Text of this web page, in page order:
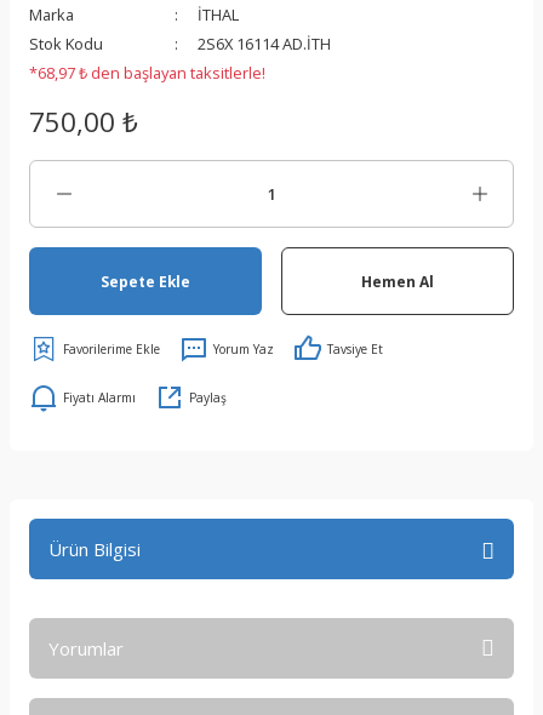
Marka
İTHAL
Stok Kodu
2S6X 16114 AD.İTH
*68,97 ₺ den başlayan taksitlerle!
750,00 ₺
Sepete Ekle Hemen Al
Yorum Yaz Tavsiye Et
Fiyatı Alarmı Paylaş
Ürün Bilgisi
Yorumlar